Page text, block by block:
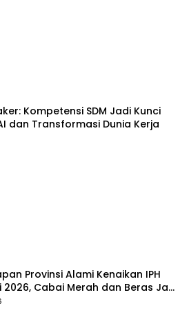
Kompetensi SDM Jadi Kunci
dan Transformasi Dunia Kerja
Provinsi Alami Kenaikan IPH
2026, Cabai Merah dan Beras Jadi